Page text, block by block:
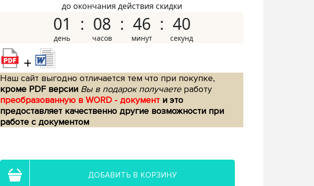
до окончания действия скидки
01 08 46 39
+
Наш сайт выгодно отличается тем что при покупке,
кроме PDF версии Вы в подарок получаетеработу
преобразованную в WORD - документ и это
предоставляет качественно другие возможности при
работе с документом
ДОБАВИТЬ В КОРЗИНУ